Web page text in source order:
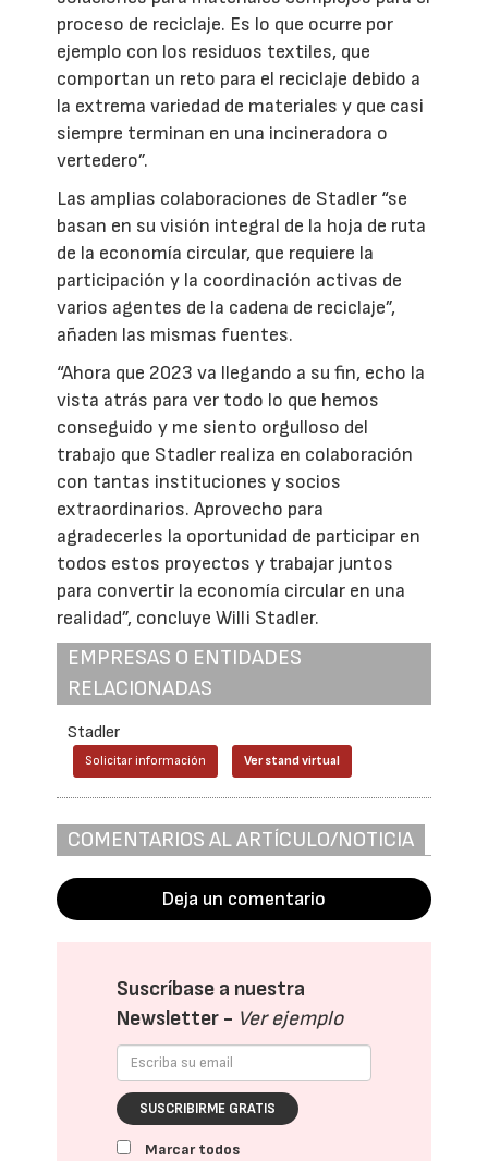
proceso de reciclaje. Es lo que ocurre por
ejemplo con los residuos textiles, que
comportan un reto para el reciclaje debido a
la extrema variedad de materiales y que casi
siempre terminan en una incineradora o
vertedero”.
Las amplias colaboraciones de Stadler “se
basan en su visión integral de la hoja de ruta
de la economía circular, que requiere la
participación y la coordinación activas de
varios agentes de la cadena de reciclaje”,
añaden las mismas fuentes.
“Ahora que 2023 va llegando a su fin, echo la
vista atrás para ver todo lo que hemos
conseguido y me siento orgulloso del
trabajo que Stadler realiza en colaboración
con tantas instituciones y socios
extraordinarios. Aprovecho para
agradecerles la oportunidad de participar en
todos estos proyectos y trabajar juntos
para convertir la economía circular en una
realidad”, concluye Willi Stadler.
EMPRESAS O ENTIDADES
RELACIONADAS
Stadler
Solicitar información Ver stand virtual
COMENTARIOS AL ARTÍCULO/NOTICIA
Deja un comentario
Suscríbase a nuestra
Newsletter - Ver ejemplo
SUSCRIBIRME GRATIS
Marcar todos